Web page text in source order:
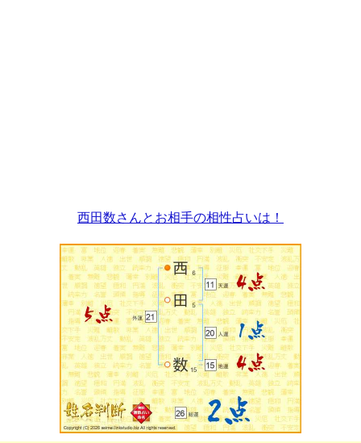
西田数さんとお相手の相性占いは！